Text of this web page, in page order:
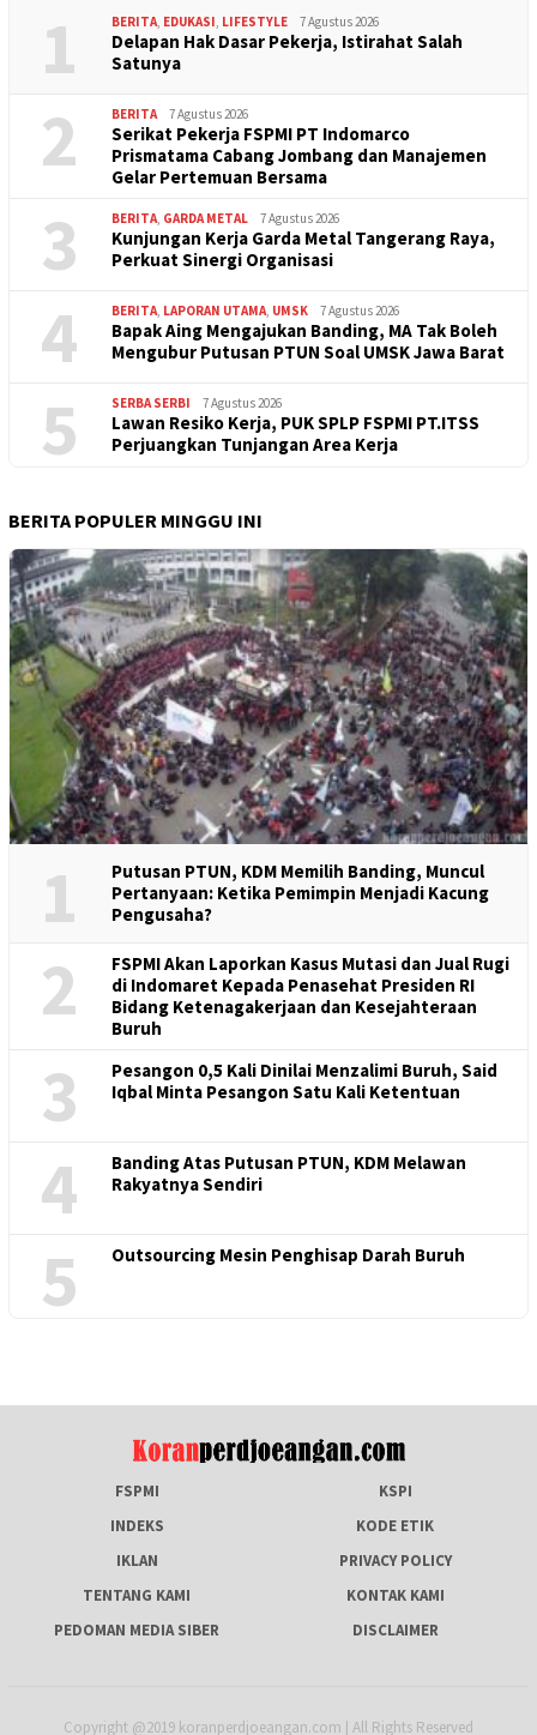
1 BERITA EDUKASI LIFESTYLE 7 Agustus 2026
Delapan Hak Dasar Pekerja, Istirahat Salah
Satunya
2 BERITA 7 Agustus 2026
Serikat Pekerja FSPMI PT Indomarco
Prismatama Cabang Jombang dan Manajemen
Gelar Pertemuan Bersama
3 BERITA GARDA METAL 7 Agustus 2026
Kunjungan Kerja Garda Metal Tangerang Raya,
Perkuat Sinergi Organisasi
4 BERITA LAPORAN UTAMA UMSK 7 Agustus 2026
Bapak Aing Mengajukan Banding, MA Tak Boleh
Mengubur Putusan PTUN Soal UMSK Jawa Barat
5 SERBA SERBI 7 Agustus 2026
Lawan Resiko Kerja, PUK SPLP FSPMI PT.ITSS
Perjuangkan Tunjangan Area Kerja
BERITA POPULER MINGGU INI
1
Putusan PTUN, KDM Memilih Banding, Muncul
Pertanyaan: Ketika Pemimpin Menjadi Kacung
Pengusaha?
2
FSPMI Akan Laporkan Kasus Mutasi dan Jual Rugi
di Indomaret Kepada Penasehat Presiden RI
Bidang Ketenagakerjaan dan Kesejahteraan
Buruh
3
Pesangon 0,5 Kali Dinilai Menzalimi Buruh, Said
Iqbal Minta Pesangon Satu Kali Ketentuan
4
Banding Atas Putusan PTUN, KDM Melawan
Rakyatnya Sendiri
5 Outsourcing Mesin Penghisap Darah Buruh
FSPMI
KSPI
INDEKS
KODE ETIK
IKLAN
PRIVACY POLICY
TENTANG KAMI
KONTAK KAMI
PEDOMAN MEDIA SIBER
DISCLAIMER
Copyright @2019 koranperdjoeangan.com | All Rights Reserved